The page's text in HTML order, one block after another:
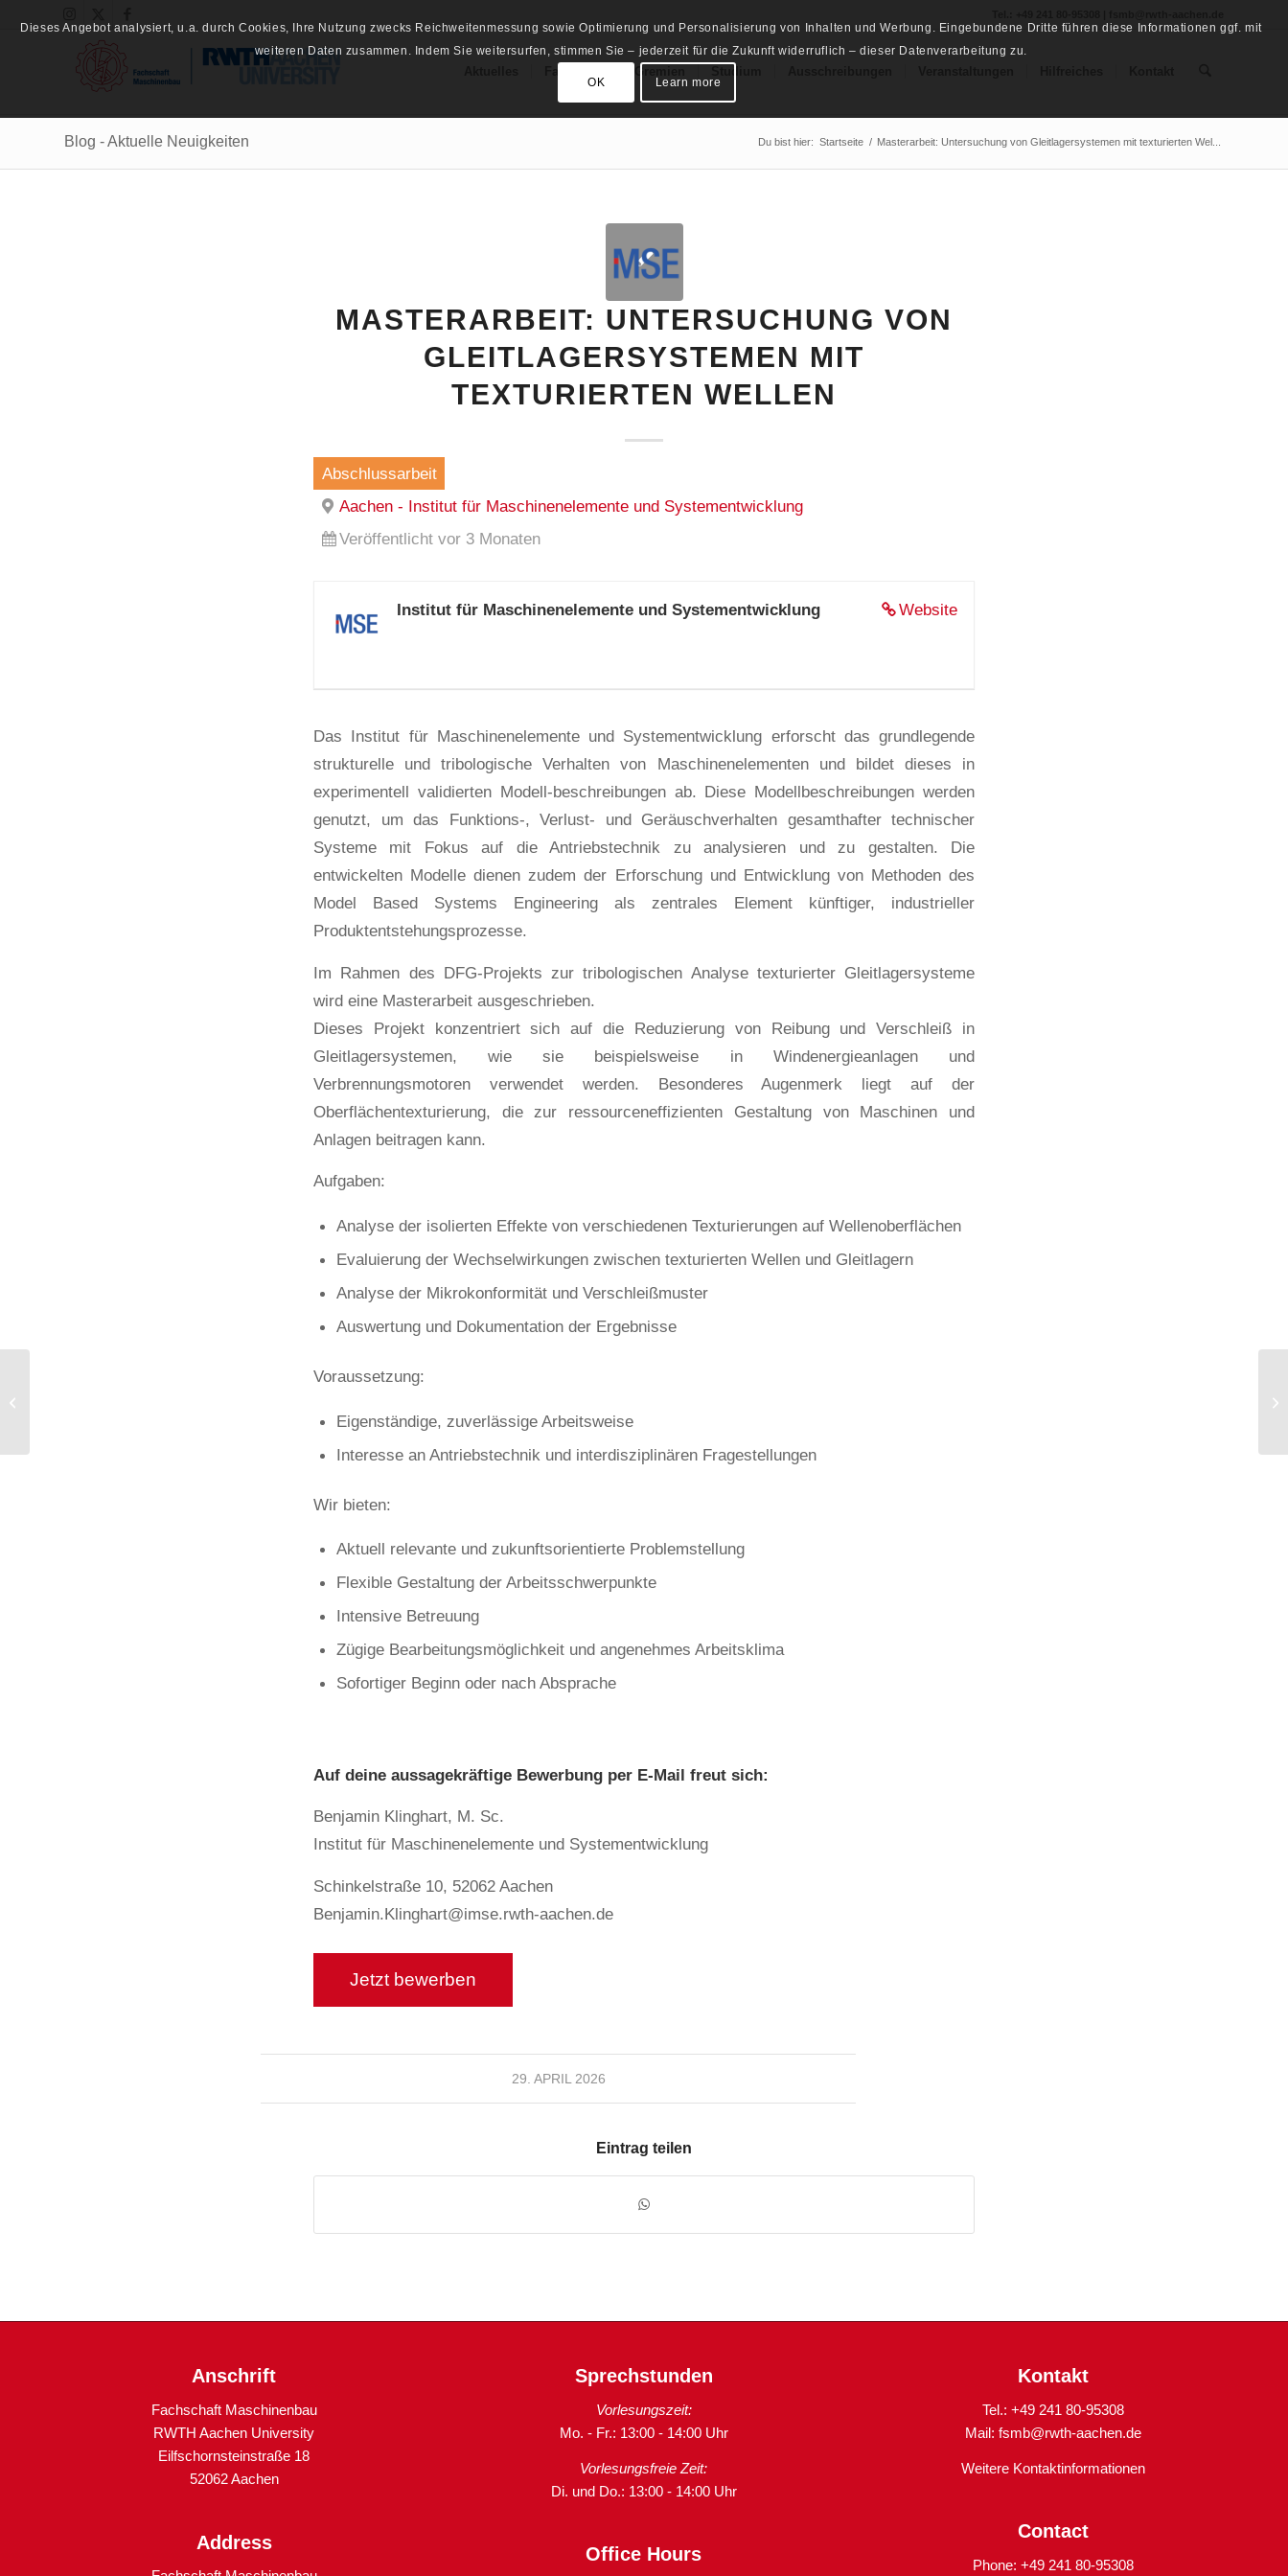
Blog - Aktuelle Neuigkeiten Du bist hier: Startseite / Masterarbeit: Untersuchung von Gleitlagersystemen mit texturierten Wel...
MASTERARBEIT: UNTERSUCHUNG VON
GLEITLAGERSYSTEMEN MIT
TEXTURIERTEN WELLEN
Abschlussarbeit
Aachen - Institut für Maschinenelemente und Systementwicklung
Veröffentlicht vor 3 Monaten
Website
Institut für Maschinenelemente und Systementwicklung
Das Institut für Maschinenelemente und Systementwicklung erforscht das grundlegende
strukturelle und tribologische Verhalten von Maschinenelementen und bildet dieses in
experimentell validierten Modell-beschreibungen ab. Diese Modellbeschreibungen werden
genutzt, um das Funktions-, Verlust- und Geräuschverhalten gesamthafter technischer
Systeme mit Fokus auf die Antriebstechnik zu analysieren und zu gestalten. Die
entwickelten Modelle dienen zudem der Erforschung und Entwicklung von Methoden des
Model Based Systems Engineering als zentrales Element künftiger, industrieller
Produktentstehungsprozesse.
Im Rahmen des DFG-Projekts zur tribologischen Analyse texturierter Gleitlagersysteme
wird eine Masterarbeit ausgeschrieben.
Dieses Projekt konzentriert sich auf die Reduzierung von Reibung und Verschleiß in
Gleitlagersystemen, wie sie beispielsweise in Windenergieanlagen und
Verbrennungsmotoren verwendet werden. Besonderes Augenmerk liegt auf der
Oberflächentexturierung, die zur ressourceneffizienten Gestaltung von Maschinen und
Anlagen beitragen kann.
Aufgaben:
Analyse der isolierten Effekte von verschiedenen Texturierungen auf Wellenoberflächen
Evaluierung der Wechselwirkungen zwischen texturierten Wellen und Gleitlagern
Analyse der Mikrokonformität und Verschleißmuster
Auswertung und Dokumentation der Ergebnisse
Voraussetzung:
Eigenständige, zuverlässige Arbeitsweise
Interesse an Antriebstechnik und interdisziplinären Fragestellungen
Wir bieten:
Aktuell relevante und zukunftsorientierte Problemstellung
Flexible Gestaltung der Arbeitsschwerpunkte
Intensive Betreuung
Zügige Bearbeitungsmöglichkeit und angenehmes Arbeitsklima
Sofortiger Beginn oder nach Absprache
Auf deine aussagekräftige Bewerbung per E-Mail freut sich:
Benjamin Klinghart, M. Sc.
Institut für Maschinenelemente und Systementwicklung
Schinkelstraße 10, 52062 Aachen
Benjamin.Klinghart@imse.rwth-aachen.de
29. APRIL 2026
Eintrag teilen
Anschrift
Fachschaft Maschinenbau
RWTH Aachen University
Eilfschornsteinstraße 18
52062 Aachen
Address
Sprechstunden
Vorlesungszeit:
Mo. - Fr.: 13:00 - 14:00 Uhr
Vorlesungsfreie Zeit:
Di. und Do.: 13:00 - 14:00 Uhr
Office Hours
Kontakt
Tel.: +49 241 80-95308
Mail:fsmb@rwth-aachen.de
Weitere Kontaktinformationen
Contact
Phone: +49 241 80-95308
Dieses Angebot analysiert, u.a. durch Cookies, Ihre Nutzung zwecks Reichweitenmessung sowie Optimierung und Personalisierung von Inhalten und Werbung. Eingebundene Dritte führen diese Informationen ggf. mit
weiteren Daten zusammen. Indem Sie weitersurfen, stimmen Sie – jederzeit für die Zukunft widerruflich – dieser Datenverarbeitung zu.
OK Learn more